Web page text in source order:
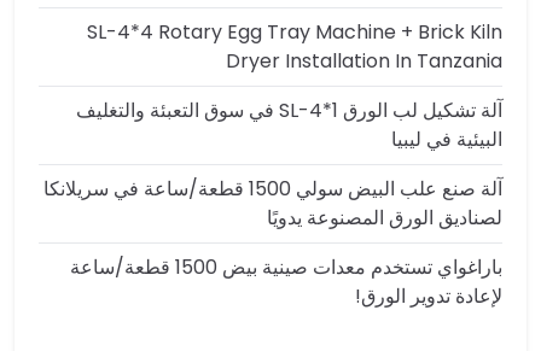
SL-4*4 Rotary Egg Tray Machine + Brick Kiln
Dryer Installation In Tanzania
آلة تشكيل لب الورق SL-4*1 في سوق التعبئة والتغليف
البيئية في ليبيا
آلة صنع علب البيض سولي 1500 قطعة/ساعة في سريلانكا
لصناديق الورق المصنوعة يدويًا
باراغواي تستخدم معدات صينية بيض 1500 قطعة/ساعة
لإعادة تدوير الورق!